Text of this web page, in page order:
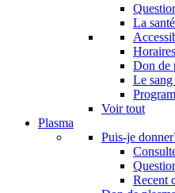
La
Don de
Le
Voir tout
Plasma
Puis-je
Recent